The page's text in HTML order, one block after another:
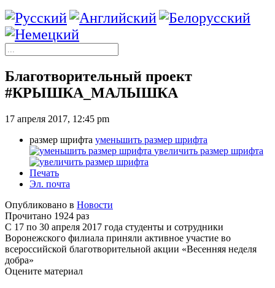
Благотворительный проект
#КРЫШКА_МАЛЫШКА
17 апреля 2017, 12:45 pm
размер шрифта уменьшить размер шрифта
увеличить размер шрифта
Печать
Эл. почта
Опубликовано в Новости
Прочитано 1924 раз
С 17 по 30 апреля 2017 года студенты и сотрудники
Воронежского филиала приняли активное участие во
всероссийской благотворительной акции «Весенняя неделя
добра»
Оцените материал